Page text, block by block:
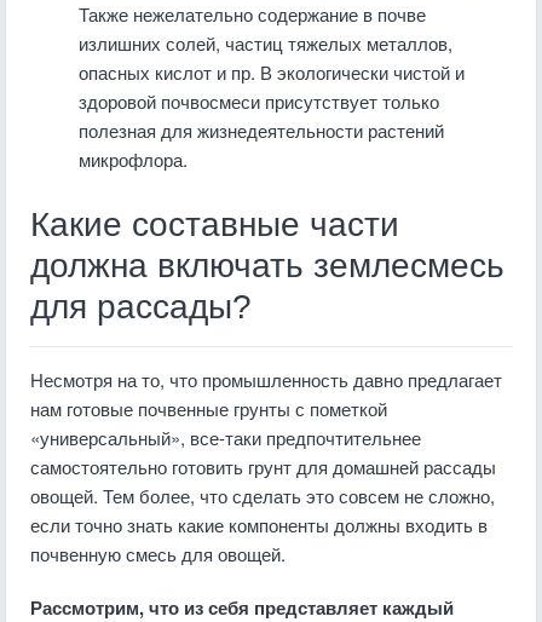
Также нежелательно содержание в почве
излишних солей, частиц тяжелых металлов,
опасных кислот и пр. В экологически чистой и
здоровой почвосмеси присутствует только
полезная для жизнедеятельности растений
микрофлора.
Какие составные части
должна включать землесмесь
для рассады?
Несмотря на то, что промышленность давно предлагает
нам готовые почвенные грунты с пометкой
«универсальный», все-таки предпочтительнее
самостоятельно готовить грунт для домашней рассады
овощей. Тем более, что сделать это совсем не сложно,
если точно знать какие компоненты должны входить в
почвенную смесь для овощей.
Рассмотрим, что из себя представляет каждый